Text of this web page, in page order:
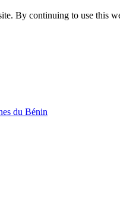
By continuing to use this